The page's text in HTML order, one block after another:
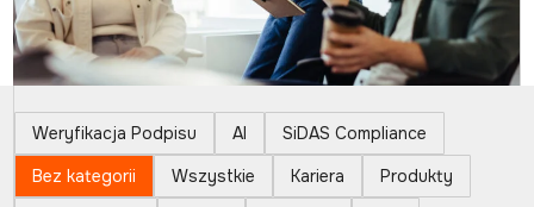
Weryfikacja Podpisu AI
SiDAS Compliance
Bez kategorii
Wszystkie Kariera
Produkty